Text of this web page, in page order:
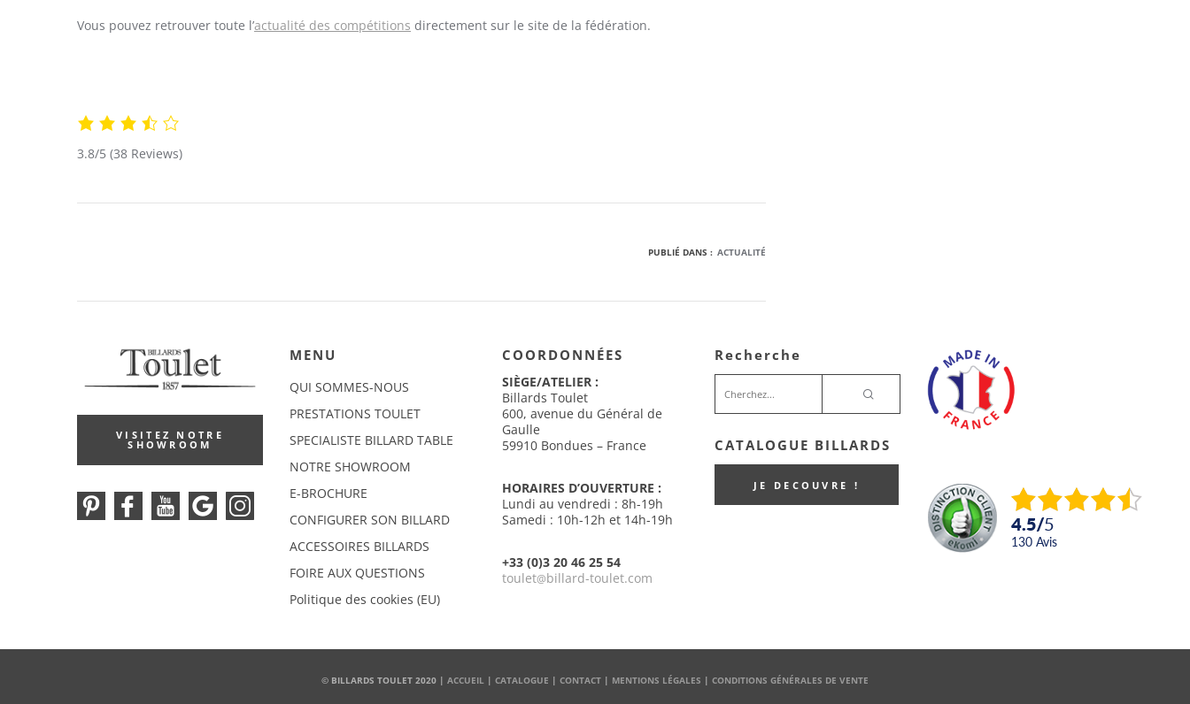
Vous pouvez retrouver toute l’actualité des compétitions directement sur le site de la fédération.
3.8/5 (38 Reviews)
PUBLIÉ DANS : ACTUALITÉ
VISITEZ NOTRE
SHOWROOM
MENU
QUI SOMMES-NOUS
PRESTATIONS TOULET
SPECIALISTE BILLARD TABLE
NOTRE SHOWROOM
E-BROCHURE
CONFIGURER SON BILLARD
ACCESSOIRES BILLARDS
FOIRE AUX QUESTIONS
Politique des cookies (EU)
COORDONNÉES
SIÈGE/ATELIER :
Billards Toulet
600, avenue du Général de
Gaulle
59910 Bondues – France
HORAIRES D’OUVERTURE :
Lundi au vendredi : 8h-19h
Samedi : 10h-12h et 14h-19h
+33 (0)3 20 46 25 54
toulet@billard-toulet.com
Recherche
CATALOGUE BILLARDS
JE DECOUVRE !
4.5/5
130 avis
© BILLARDS TOULET 2020 | ACCUEIL | CATALOGUE | CONTACT | MENTIONS LÉGALES | CONDITIONS GÉNÉRALES DE VENTE